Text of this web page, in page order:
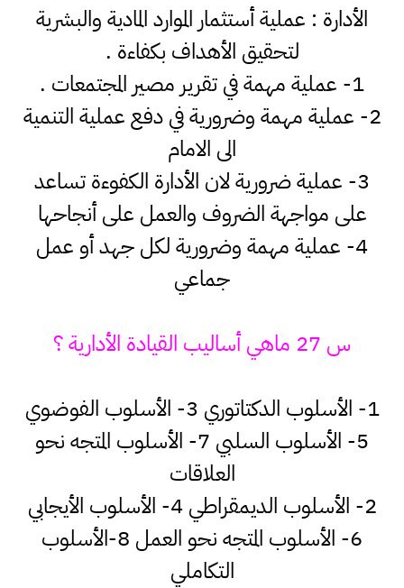
الأدارة : عملية أستثمار الموارد المادية والبشرية
لتحقيق الأهداف بكفاءة .
1- عملية مهمة في تقرير مصير المجتمعات .
2- عملية مهمة وضرورية في دفع عملية التنمية
الى الامام
3- عملية ضرورية لان الأدارة الكفوءة تساعد
على مواجهة الضروف والعمل على أنجاحها
4- عملية مهمة وضرورية لكل جهد أو عمل
جماعي
س 27 ماهي أساليب القيادة الأدارية ؟
1- الأسلوب الدكتاتوري 3- الأسلوب الفوضوي
5- الأسلوب السلبي 7- الأسلوب المتجه نحو
العلاقات
2- الأسلوب الديمقراطي 4- الأسلوب الأيجابي
6- الأسلوب المتجه نحو العمل 8-الأسلوب
التكاملي